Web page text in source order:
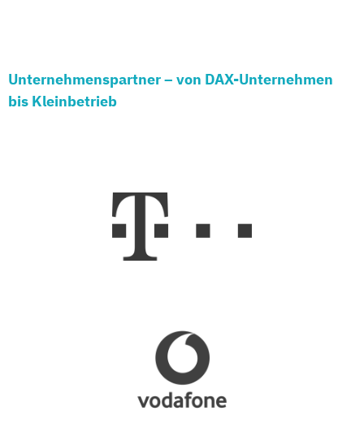
Unternehmenspartner – von DAX-Unternehmen
bis Kleinbetrieb